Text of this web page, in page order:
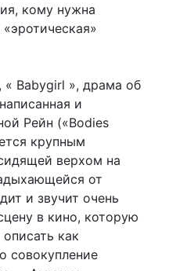
кому нужна
« Babygirl », драма об
и
Рейн («Bodies
крупным
верхом на
от
и звучит очень
в кино, которую
как
совокупление